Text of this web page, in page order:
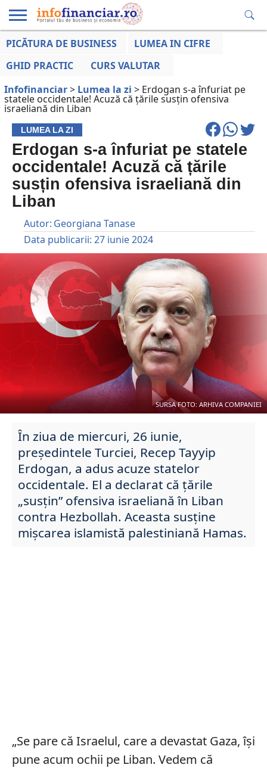
EDUCAȚIE
LA ZI
AFACERILOR
PICĂTURA DE BUSINESS
LUMEA IN CIFRE
GHID PRACTIC
CURS VALUTAR
Infofinanciar> Lumea la zi > Erdogan s-a înfuriat pe
statele occidentale! Acuză că țările susțin ofensiva
israeliană din Liban
LUMEA LA ZI
Erdogan s-a înfuriat pe statele
occidentale! Acuză că țările
susțin ofensiva israeliană din
Liban
Autor: Georgiana Tanase
Data publicarii: 27 iunie 2024
SURSA FOTO: ARHIVA COMPANIEI
În ziua de miercuri, 26 iunie,
președintele Turciei, Recep Tayyip
Erdogan, a adus acuze statelor
occidentale. El a declarat că țările
„susțin” ofensiva israeliană în Liban
contra Hezbollah. Aceasta susține
mișcarea islamistă palestiniană Hamas.
„Se pare că Israelul, care a devastat Gaza, își
pune acum ochii pe Liban. Vedem că